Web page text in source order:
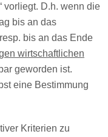
vorliegt. D.h. wenn die
bis an das
bis an das Ende
wirtschaftlichen
geworden ist.
eine Bestimmung
Kriterien zu